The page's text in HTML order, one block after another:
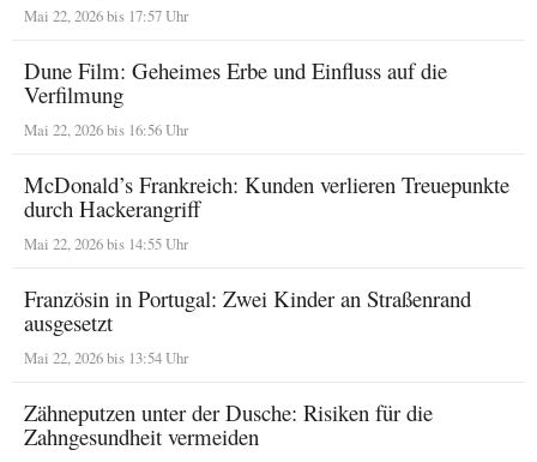
Mai 22, 2026 bis 17:57 Uhr
Dune Film: Geheimes Erbe und Einfluss auf die
Verfilmung
Mai 22, 2026 bis 16:56 Uhr
McDonald’s Frankreich: Kunden verlieren Treuepunkte
durch Hackerangriff
Mai 22, 2026 bis 14:55 Uhr
Französin in Portugal: Zwei Kinder an Straßenrand
ausgesetzt
Mai 22, 2026 bis 13:54 Uhr
Zähneputzen unter der Dusche: Risiken für die
Zahngesundheit vermeiden